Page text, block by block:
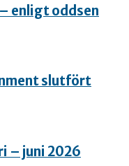
enligt oddsen
slutfört
– juni 2026